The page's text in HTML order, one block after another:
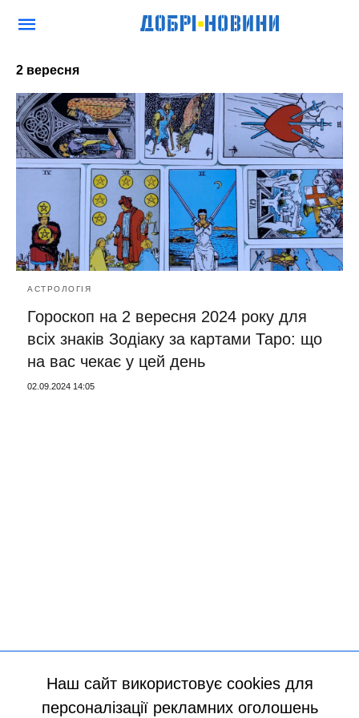
2 вересня
АСТРОЛОГІЯ
Гороскоп на 2 вересня 2024 року для
всіх знаків Зодіаку за картами Таро: що
на вас чекає у цей день
02.09.2024 14:05
Наш сайт використовує cookies для
персоналізації рекламних оголошень